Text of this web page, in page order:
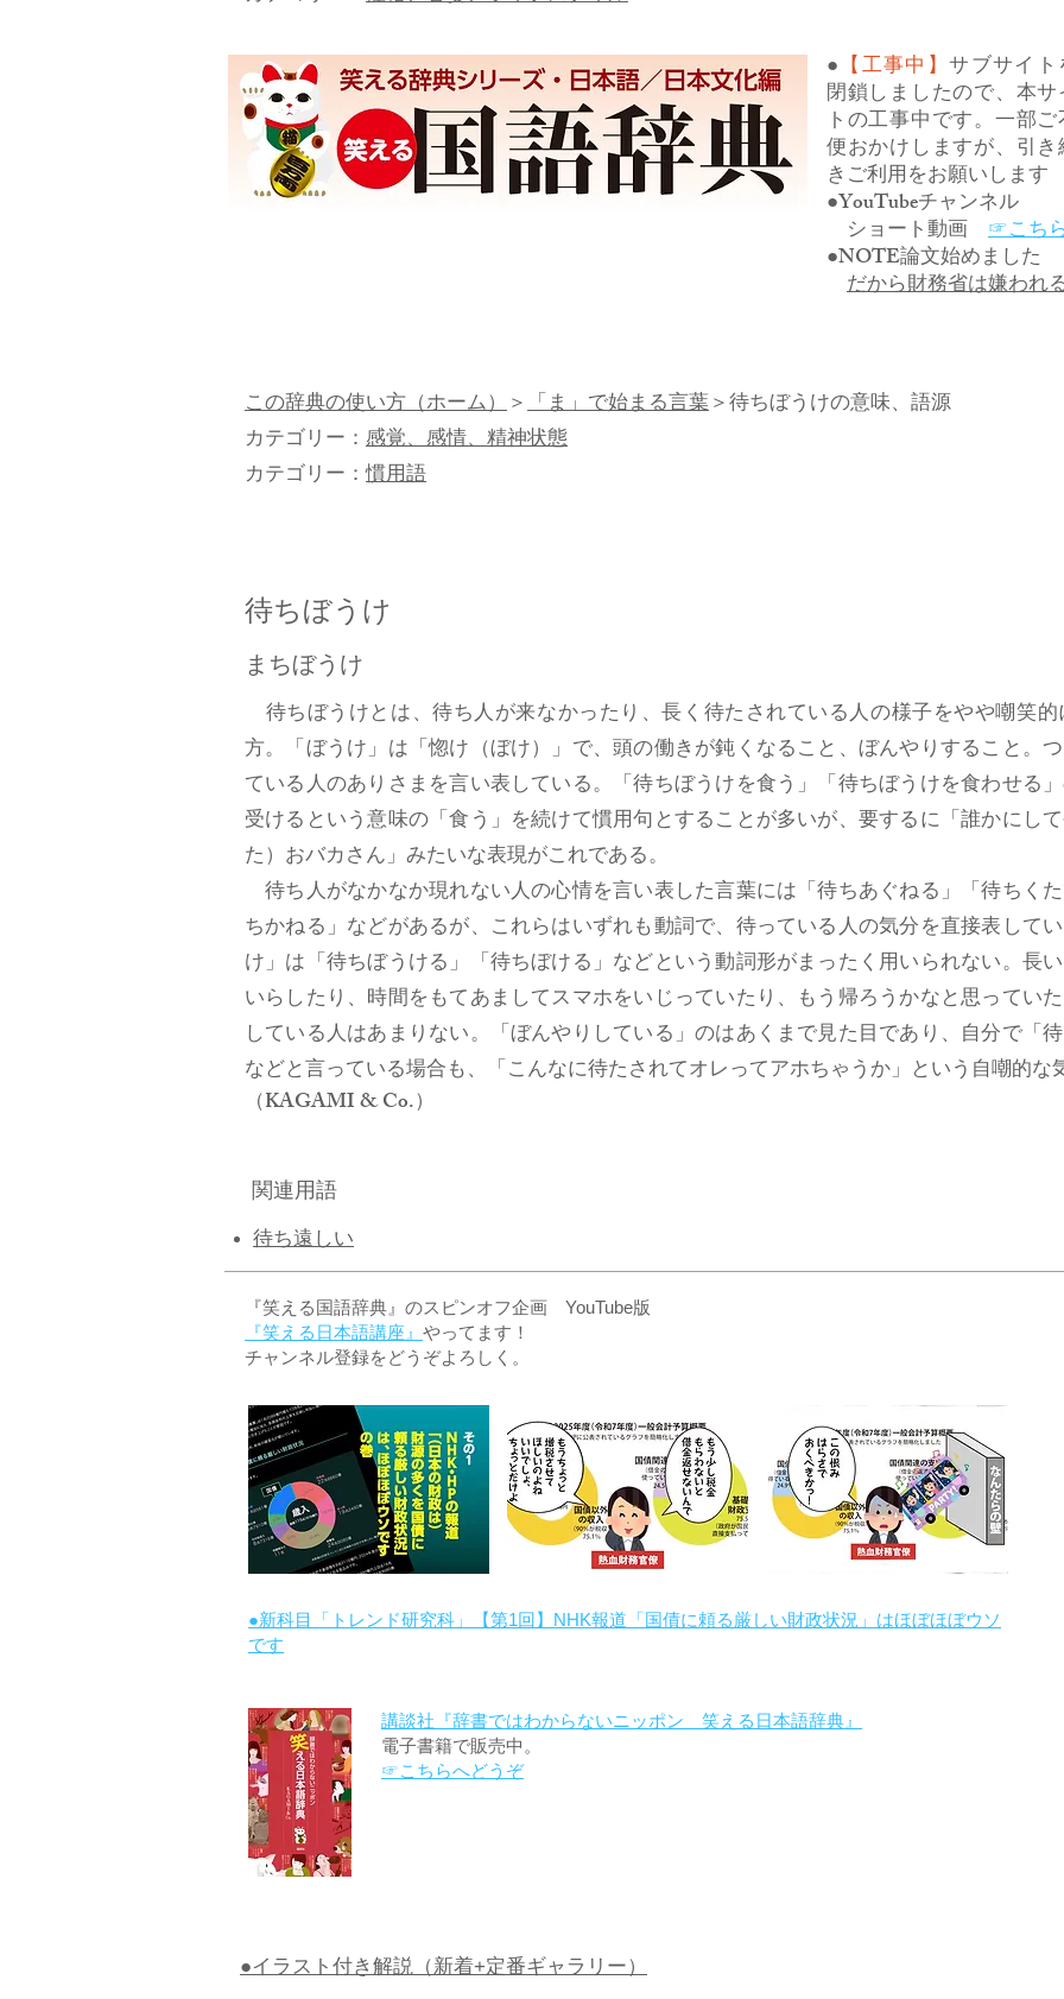
● 【工事中】サブサイト
閉鎖しましたので、本サ
トの工事中です。一部ご
便おかけしますが、引き
きご利用をお願いします
●YouTubeチャンネル
ショート動画 ☞こち
●NOTE論文始めました
だから財務省は嫌われ
この辞典の使い方（ホーム）＞「ま」で始まる言葉＞待ちぼうけの意味、語源
カテゴリー： 感覚、感情、精神状態
カテゴリー：慣用語
待ちぼうけ
まちぼうけ
待ちぼうけとは、待ち人が来なかったり、長く待たされている人の様子をやや嘲笑
方。「ぼうけ」は「惚け（ぼけ）」で、頭の働きが鈍くなること、ぼんやりすること。
ている人のありさまを言い表している。「待ちぼうけを食う」「待ちぼうけを食わせる
受けるという意味の「食う」を続けて慣用句とすることが多いが、要するに「誰かにし
た）おバカさん」みたいな表現がこれである。
待ち人がなかなか現れない人の心情を言い表した言葉には「待ちあぐねる」「待ちく
ちかねる」などがあるが、これらはいずれも動詞で、待っている人の気分を直接表して
け」は「待ちぼうける」「待ちぼける」などという動詞形がまったく用いられない。長
いらしたり、時間をもてあましてスマホをいじっていたり、もう帰ろうかなと思ってい
している人はあまりない。「ぼんやりしている」のはあくまで見た目であり、自分で「
などと言っている場合も、「こんなに待たされてオレってアホちゃうか」という自嘲的な
（KAGAMI & Co.）
関連用語
待ち遠しい
『笑える国語辞典』のスピンオフ企画 YouTube版
『笑える日本語講座』 やってます！
チャンネル登録をどうぞよろしく。
●新科目「トレンド研究科」【第1回】NHK報道「国債に頼る厳しい財政状況」はほぼほぼウソ
です
講談社『辞書ではわからないニッポン 笑える日本語辞典』
電子書籍で販売中。
☞こちらへどうぞ
●イラスト付き解説（新着+定番ギャラリー）